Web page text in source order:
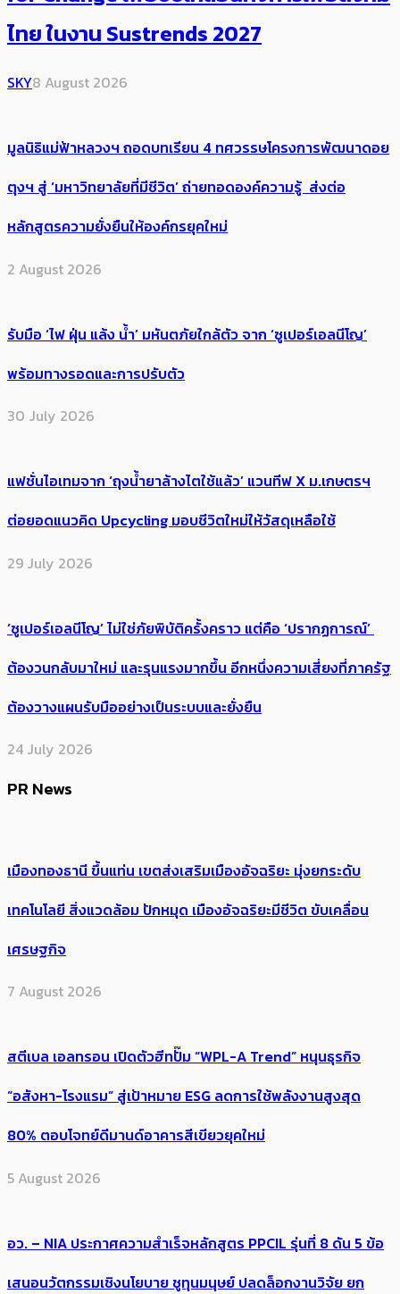
ไทย ในงาน Sustrends 2027
SKY8 August 2026
มูลนิธิแม่ฟ้าหลวงฯ ถอดบทเรียน 4 ทศวรรษโครงการพัฒนาดอย
ตุงฯ สู่ ‘มหาวิทยาลัยที่มีชีวิต’ ถ่ายทอดองค์ความรู้ ส่งต่อ
หลักสูตรความยั่งยืนให้องค์กรยุคใหม่
2 August 2026
รับมือ ‘ไฟ ฝุ่น แล้ง น้ำ’ มหันตภัยใกล้ตัว จาก ‘ซูเปอร์เอลนีโญ’
พร้อมทางรอดและการปรับตัว
30 July 2026
แฟชั่นไอเทมจาก ‘ถุงน้ำยาล้างไตใช้แล้ว’ แวนทีฟ X ม.เกษตรฯ
ต่อยอดแนวคิด Upcycling มอบชีวิตใหม่ให้วัสดุเหลือใช้
29 July 2026
‘ซูเปอร์เอลนีโญ’ ไม่ใช่ภัยพิบัติครั้งคราว แต่คือ ‘ปรากฏการณ์’ ​
ต้อง​วนกลับมาใหม่ และรุนแรงมากขึ้น อีกหนึ่งความเสี่ยงที่ภาครัฐ
ต้องวางแผนรับมืออย่างเป็นระบบและยั่งยืน
24 July 2026
PR News
เมืองทองธานี ขึ้นแท่น เขตส่งเสริมเมืองอัจฉริยะ มุ่งยกระดับ
เทคโนโลยี สิ่งแวดล้อม ปักหมุด เมืองอัจฉริยะมีชีวิต ขับเคลื่อน
เศรษฐกิจ
7 August 2026
สตีเบล เอลทรอน เปิดตัวฮีทปั๊ม “WPL-A Trend” หนุนธุรกิจ
“อสังหา-โรงแรม” สู่เป้าหมาย ESG ลดการใช้พลังงานสูงสุด
80% ตอบโจทย์ดีมานด์อาคารสีเขียวยุคใหม่
5 August 2026
อว. – NIA ประกาศความสำเร็จหลักสูตร PPCIL รุ่นที่ 8 ดัน 5 ข้อ
เสนอนวัตกรรมเชิงนโยบาย ชูทุนมนุษย์ ปลดล็อกงานวิจัย ยก